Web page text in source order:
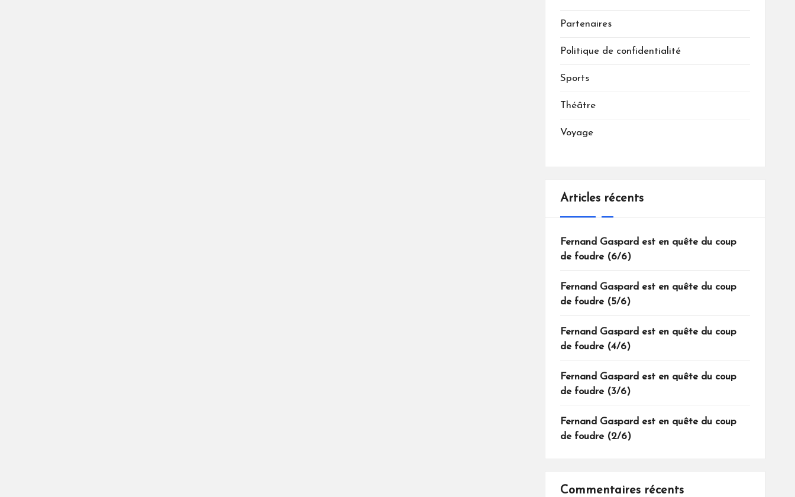
Partenaires
Politique de confidentialité
Sports
Théâtre
Voyage
Articles récents
Fernand Gaspard est en quête du coup
de foudre (6/6)
Fernand Gaspard est en quête du coup
de foudre (5/6)
Fernand Gaspard est en quête du coup
de foudre (4/6)
Fernand Gaspard est en quête du coup
de foudre (3/6)
Fernand Gaspard est en quête du coup
de foudre (2/6)
Commentaires récents